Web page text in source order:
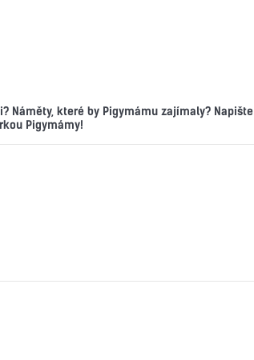
Náměty, které by Pigymámu zajímaly? Napište
Pigymámy!